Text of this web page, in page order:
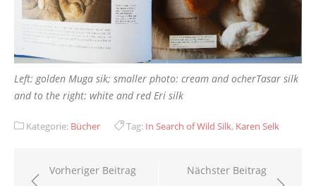
Left: golden Muga sik; smaller photo: cream and ocherTasar silk
and to the right: white and red Eri silk
Kategorie: Bücher Tag: In Search of Wild Silk, Karen Selk
Beitragsnavigation
Vorheriger Beitrag Nächster Beitrag